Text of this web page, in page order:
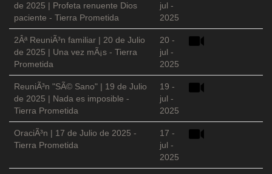
de 2025 | Profeta renuente Dios
paciente - Tierra Prometida
jul -
2025
2Âª ReuniÃ³n familiar | 20 de Julio
de 2025 | Una vez mÃ¡s - Tierra
Prometida
20 -
jul -
2025
ReuniÃ³n "SÃ© Sano" | 19 de Julio
de 2025 | Nada es imposible -
Tierra Prometida
19 -
jul -
2025
OraciÃ³n | 17 de Julio de 2025 -
Tierra Prometida
17 -
jul -
2025